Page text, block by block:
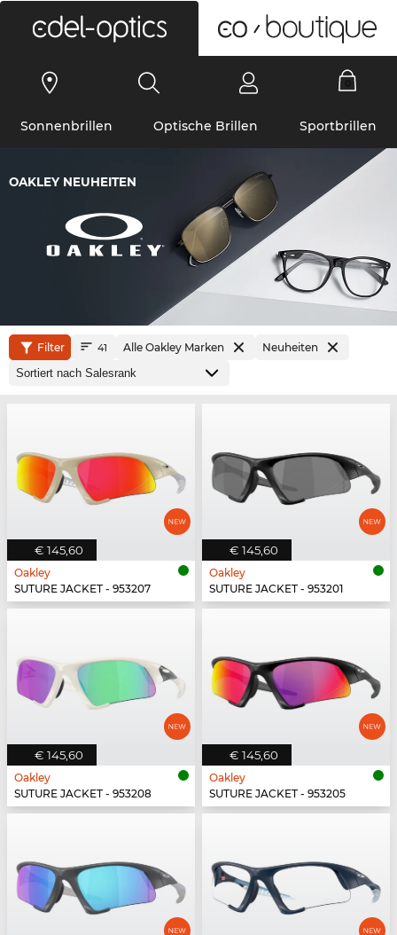
Sonnenbrillen Optische Brillen Sportbrillen
OAKLEY NEUHEITEN
Filter 41 Alle Oakley Marken Neuheiten
€ 145,60
Oakley
SUTURE JACKET - 953207
€ 145,60
Oakley
SUTURE JACKET - 953201
€ 145,60
Oakley
SUTURE JACKET - 953208
€ 145,60
Oakley
SUTURE JACKET - 953205